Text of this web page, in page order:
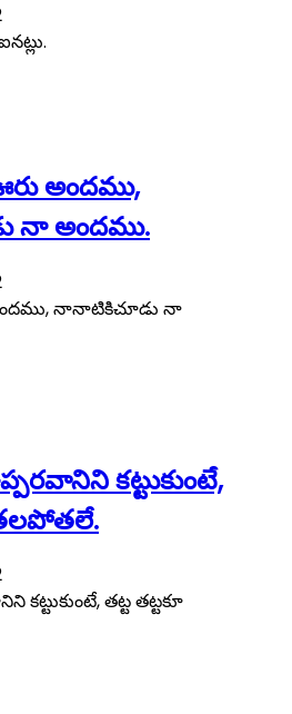
అందము,
నా అందము.
నానాటికిచూడు నా
కట్టుకుంటే,
తట్ట తట్టకూ